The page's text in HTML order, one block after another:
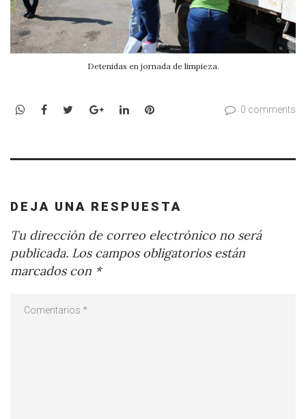
Detenidas en jornada de limpieza.
WhatsApp
Facebook
TwitterGoogle+LinkedInPinterest 0 comments
DEJA UNA RESPUESTA
Tu dirección de correo electrónico no será
publicada. Los campos obligatorios están
marcados con *